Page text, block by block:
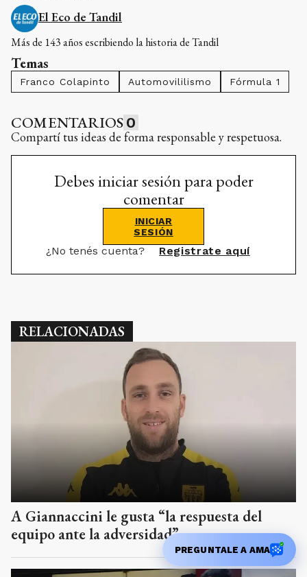
El Eco de Tandil
Más de 143 años escribiendo la historia de Tandil
Temas
Franco Colapinto Automovililismo Fórmula 1
COMENTARIOS 0
Compartí tus ideas de forma responsable y respetuosa.
Debes iniciar sesión para poder
comentar
INICIAR
SESIÓN
¿No tenés cuenta? Registrate aquí
RELACIONADAS
A Giannaccini le gusta “la respuesta del
equipo ante la adversidad”
PREGUNTALE A AMA